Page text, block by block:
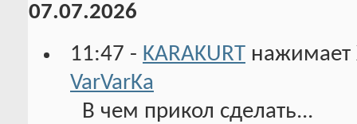
07.07.2026
11:47 - KARAKURT
VarVarKa
В чем прикол сделать...